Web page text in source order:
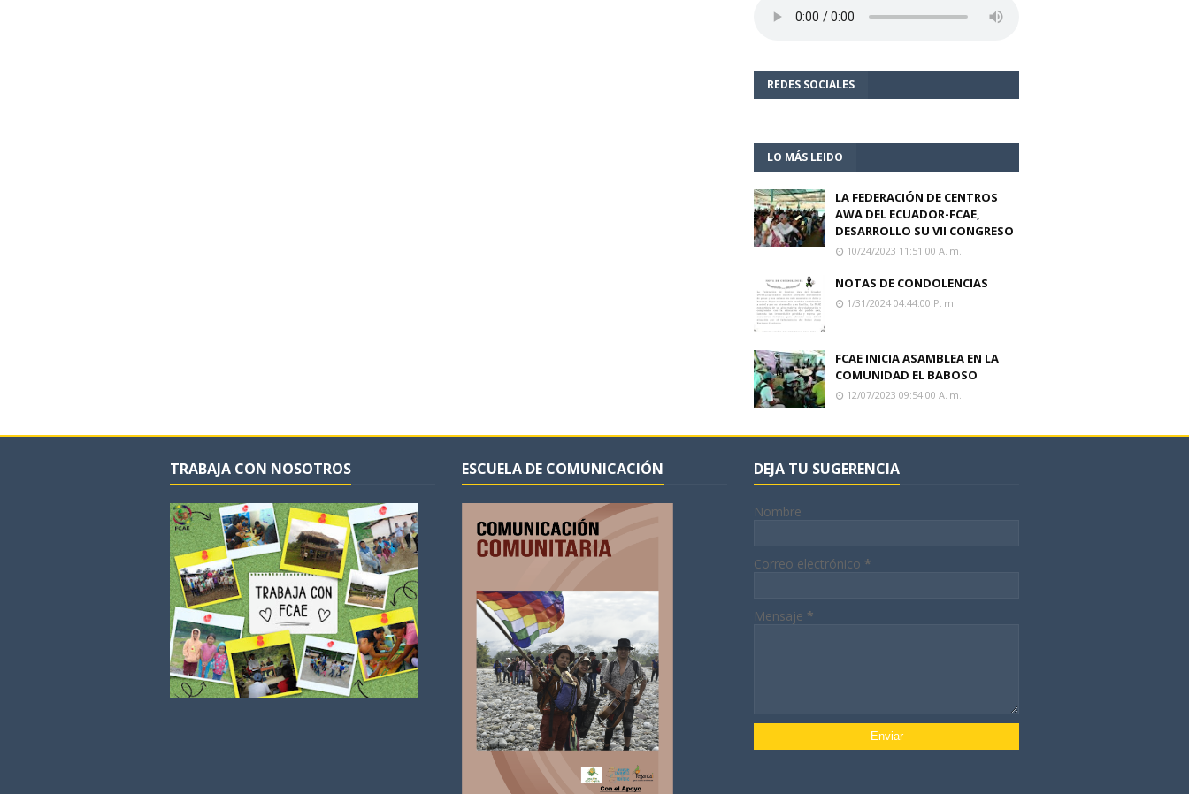
REDES SOCIALES
LO MÁS LEIDO
LA FEDERACIÓN DE CENTROS
AWA DEL ECUADOR-FCAE,
DESARROLLO SU VII CONGRESO
10/24/2023 11:51:00 A. M.
NOTAS DE CONDOLENCIAS
1/31/2024 04:44:00 P. M.
FCAE INICIA ASAMBLEA EN LA
COMUNIDAD EL BABOSO
12/07/2023 09:54:00 A. M.
TRABAJA CON NOSOTROS ESCUELA DE COMUNICACIÓN DEJA TU SUGERENCIA
Nombre
Correo electrónico *
Mensaje *